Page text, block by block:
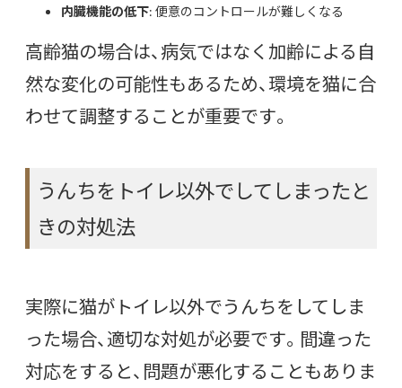
内臓機能の低下: 便意のコントロールが難しくなる
高齢猫の場合は、病気ではなく加齢による自
然な変化の可能性もあるため、環境を猫に合
わせて調整することが重要です。
うんちをトイレ以外でしてしまったと
きの対処法
実際に猫がトイレ以外でうんちをしてしま
った場合、適切な対処が必要です。間違った
対応をすると、問題が悪化することもありま